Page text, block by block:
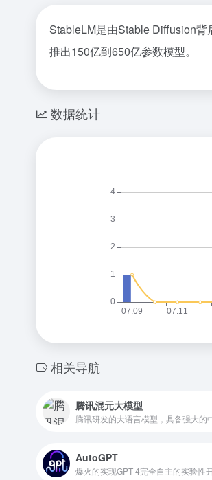
StableLM是由Stable Diffusion
推出150亿到650亿参数模型。
数据统计
相关导航
腾讯混元大模型
AutoGPT